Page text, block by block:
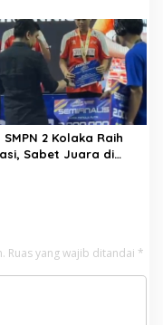
SMPN 2 Kolaka Raih
Sabet Juara di
Ruas yang wajib ditandai *